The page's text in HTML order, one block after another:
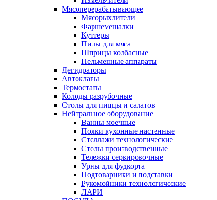
Мясоперерабатывающее
Мясорыхлители
Фаршемешалки
Куттеры
Пилы для мяса
Шприцы колбасные
Пельменные аппараты
Дегидраторы
Автоклавы
Термостаты
Колоды разрубочные
Столы для пиццы и салатов
Нейтральное оборудование
Ванны моечные
Полки кухонные настенные
Стеллажи технологические
Столы производственные
Тележки сервировочные
Урны для фудкорта
Подтоварники и подставки
Рукомойники технологические
ЛАРИ